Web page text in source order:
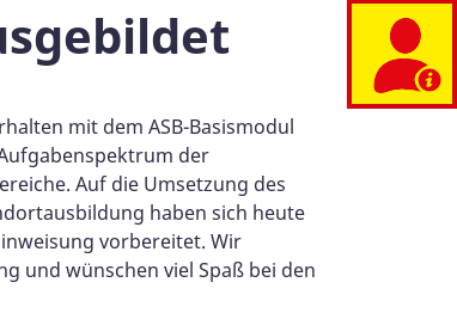
mit dem ASB-Basismodul
der
Auf die Umsetzung des
haben sich heute
vorbereitet. Wir
und wünschen viel Spaß bei den